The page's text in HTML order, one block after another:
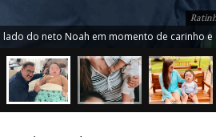
News
lado do neto Noah em momento de carinho